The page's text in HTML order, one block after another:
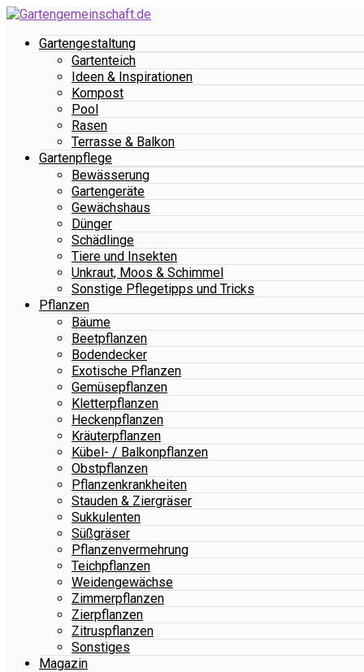
Gartengestaltung
Gartenteich
Ideen & Inspirationen
Kompost
Pool
Rasen
Terrasse & Balkon
Gartenpflege
Bewässerung
Gartengeräte
Gewächshaus
Dünger
Schädlinge
Tiere und Insekten
Unkraut, Moos & Schimmel
Sonstige Pflegetipps und Tricks
Pflanzen
Bäume
Beetpflanzen
Bodendecker
Exotische Pflanzen
Gemüsepflanzen
Kletterpflanzen
Heckenpflanzen
Kräuterpflanzen
Kübel- / Balkonpflanzen
Obstpflanzen
Pflanzenkrankheiten
Stauden & Ziergräser
Sukkulenten
Süßgräser
Pflanzenvermehrung
Teichpflanzen
Weidengewächse
Zimmerpflanzen
Zierpflanzen
Zitruspflanzen
Sonstiges
Magazin